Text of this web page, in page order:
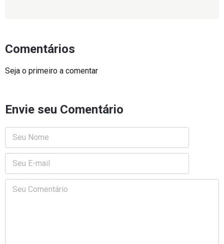
Comentários
Seja o primeiro a comentar
Envie seu Comentário